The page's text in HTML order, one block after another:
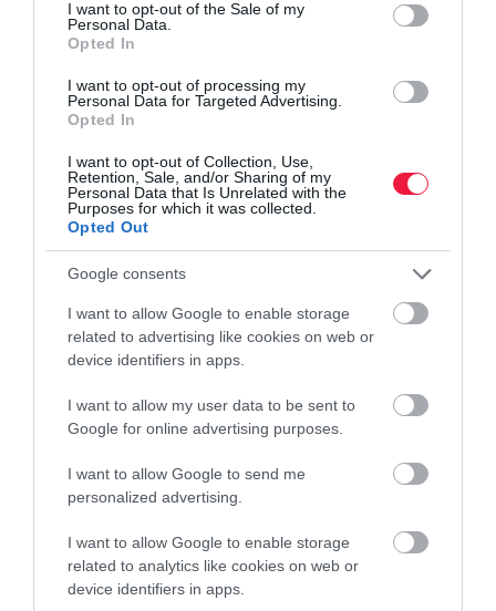
I want to opt-out of the Sale of my
Personal Data.
Opted In
I want to opt-out of processing my
Personal Data for Targeted Advertising.
Opted In
I want to opt-out of Collection, Use,
Retention, Sale, and/or Sharing of my
Personal Data that Is Unrelated with the
Purposes for which it was collected.
Opted Out
Google consents
I want to allow Google to enable storage
related to advertising like cookies on web or
device identifiers in apps.
I want to allow my user data to be sent to
Google for online advertising purposes.
I want to allow Google to send me
personalized advertising.
I want to allow Google to enable storage
related to analytics like cookies on web or
device identifiers in apps.
jövőre is bérfejlesztéssel kell tervezniük
meghatározásánál pedig irányadó lesz
az aktuális infláció
- nyilatkozta Martis István, a Profession.hu ügyvezető igazgatója.
kutatás szép-kártya felmondás